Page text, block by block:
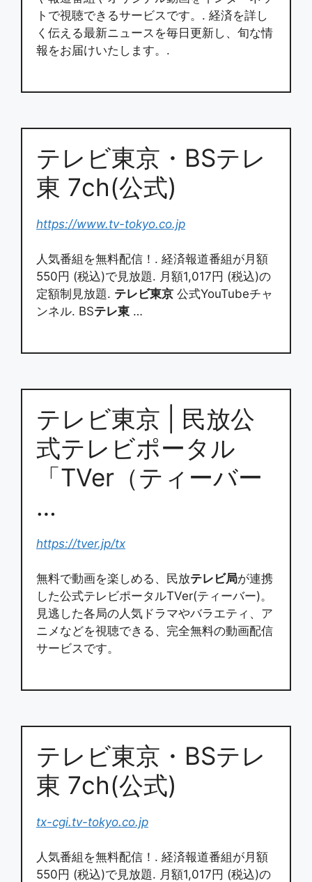
トで視聴できるサービスです。. 経済を詳し
く伝える最新ニュースを毎日更新し、旬な情
報をお届けいたします。.
テレビ東京・BSテレ
東 7ch(公式)
https://www.tv-tokyo.co.jp
人気番組を無料配信！. 経済報道番組が月額
550円 (税込)で見放題. 月額1,017円 (税込)の
定額制見放題. テレビ東京 公式YouTubeチャ
ンネル. BSテレ東 …
テレビ東京 | 民放公
式テレビポータル
「TVer（ティーバー
…
https://tver.jp/tx
無料で動画を楽しめる、民放テレビ局が連携
した公式テレビポータルTVer(ティーバー)。
見逃した各局の人気ドラマやバラエティ、ア
ニメなどを視聴できる、完全無料の動画配信
サービスです。
テレビ東京・BSテレ
東 7ch(公式)
tx-cgi.tv-tokyo.co.jp
人気番組を無料配信！. 経済報道番組が月額
550円 (税込)で見放題. 月額1,017円 (税込)の